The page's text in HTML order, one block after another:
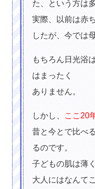
た、という方は
実際、以前は赤
したが、今では
もちろん日光浴
はまったく
ありません。
しかし、 ここ20
昔と今とで比べ
るのです。
子どもの肌は薄
大人にはなんて